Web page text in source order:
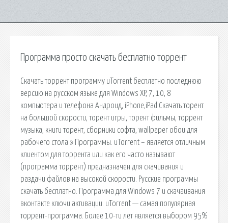
Программа просто скачать бесплатно торрент
Скачать торрент программу uTorrent бесплатно последнюю
версию на русском языке для Windows XP, 7, 10, 8
компьютера и телефона Андроид, iPhone,iPad Скачать торент
на большой скорости, торент игры, торент фильмы, торрент
музыка, книги торент, сборники софта, wallpaper обои для
рабочего стола » Программы. uTorrent – является отличным
клиентом для торрента или как его часто называют
(программа торрент) предназначен для скачивания и
раздачи файлов на высокой скорости. Русские программы
скачать бесплатно. Программа для Windows 7 и скачаивания
вконтакте ключи активации. uTorrent — самая популярная
торрент-программа. Более 10-ти лет является выбором 95%